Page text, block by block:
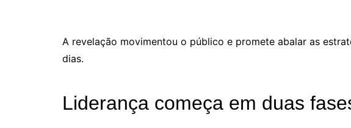
A revelação movimentou o público e promete abalar as
dias.
Liderança começa em duas